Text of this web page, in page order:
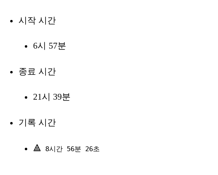
시작 시간
6시 57분
종료 시간
21시 39분
기록 시간
🔺 8시간 56분 26초